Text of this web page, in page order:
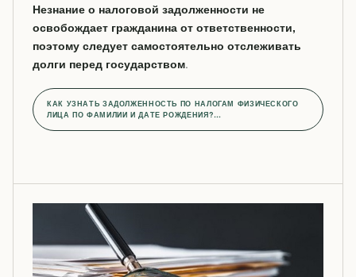
Незнание о налоговой задолженности не
освобождает гражданина от ответственности,
поэтому следует самостоятельно отслеживать
долги перед государством.
КАК УЗНАТЬ ЗАДОЛЖЕННОСТЬ ПО НАЛОГАМ ФИЗИЧЕСКОГО
ЛИЦА ПО ФАМИЛИИ И ДАТЕ РОЖДЕНИЯ?…